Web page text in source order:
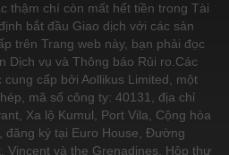
thậm chí còn mất hết tiền trong Tài
bắt đầu Giao dịch với các sản
trên Trang web này, bạn phải đọc
Dịch vụ và Thông báo Rủi ro.Các
cấp bởi Aollikus Limited, một
mã số công ty: 40131, địa chỉ
Xa lộ Kumul, Port Vila, Cộng hòa
đăng ký tại Euro House, Đường
Vincent và the Grenadines, Hộp thư